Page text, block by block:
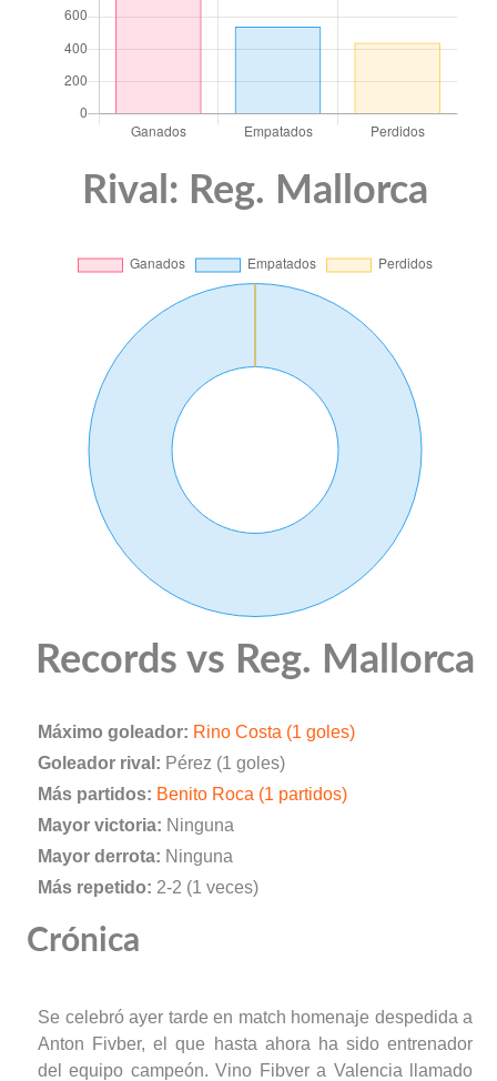
Rival: Reg. Mallorca
Records vs Reg. Mallorca
Máximo goleador: Rino Costa (1 goles)
Goleador rival: Pérez (1 goles)
Más partidos: Benito Roca (1 partidos)
Mayor victoria: Ninguna
Mayor derrota: Ninguna
Más repetido: 2-2 (1 veces)
Crónica
Se celebró ayer tarde en match homenaje despedida a
Anton Fivber, el que hasta ahora ha sido entrenador
del equipo campeón. Vino Fibver a Valencia llamado